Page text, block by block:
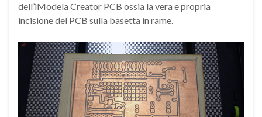
dell’iModela Creator PCB ossia la vera e propria
incisione del PCB sulla basetta in rame.